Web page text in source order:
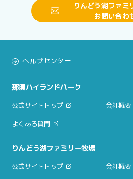
りんどう湖ファミ
お問い合わ
ヘルプセンター
那須ハイランドパーク
公式サイトトップ 会社概要
よくある質問
りんどう湖ファミリー牧場
公式サイトトップ 会社概要